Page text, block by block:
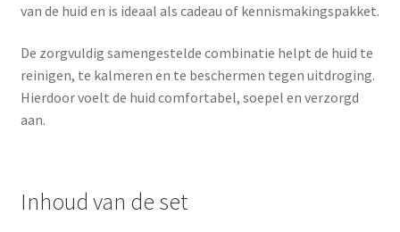
van de huid en is ideaal als cadeau of kennismakingspakket.
De zorgvuldig samengestelde combinatie helpt de huid te
reinigen, te kalmeren en te beschermen tegen uitdroging.
Hierdoor voelt de huid comfortabel, soepel en verzorgd
aan.
Inhoud van de set